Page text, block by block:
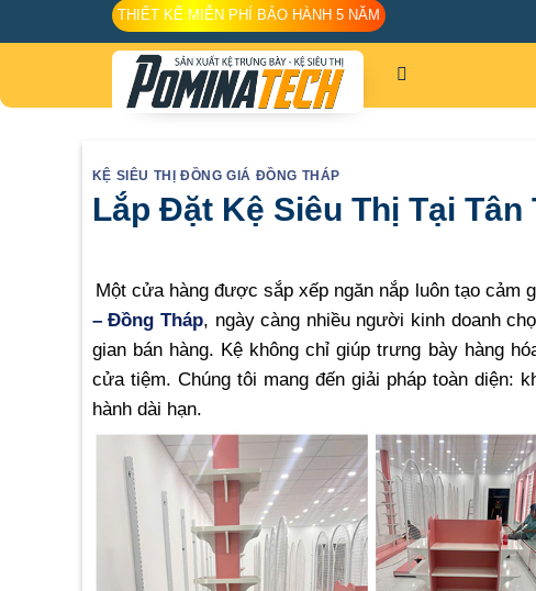
to
THIẾT KẾ MIỄN PHÍ BẢO HÀNH 5 NĂM
KỆ SIÊU THỊ ĐỒNG GIÁ ĐỒNG THÁP
Lắp Đặt Kệ Siêu Thị Tại
Một cửa hàng được sắp xếp ngăn nắp luôn tạo
– Đồng Tháp, ngày càng nhiều người kinh doanh
gian bán hàng. Kệ không chỉ giúp trưng bày hàng
cửa tiệm. Chúng tôi mang đến giải pháp toàn diện:
hành dài hạn.